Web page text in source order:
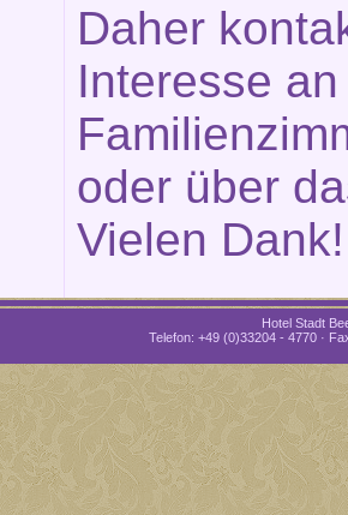
Daher
Interesse
oder über
Vielen Dank!
Hotel Stadt
Telefon: +49 (0)33204 - 4770 ·